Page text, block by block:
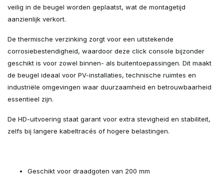
veilig in de beugel worden geplaatst, wat de montagetijd
aanzienlijk verkort.
De thermische verzinking zorgt voor een uitstekende
corrosiebestendigheid, waardoor deze click console bijzonder
geschikt is voor zowel binnen- als buitentoepassingen. Dit maakt
de beugel ideaal voor PV-installaties, technische ruimtes en
industriële omgevingen waar duurzaamheid en betrouwbaarheid
essentieel zijn.
De HD-uitvoering staat garant voor extra stevigheid en stabiliteit,
zelfs bij langere kabeltracés of hogere belastingen.
Geschikt voor draadgoten van 200 mm